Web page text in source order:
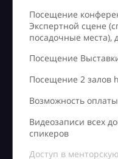
Посещение
Экспертной сцене
посадочные места),
Посещение
Посещение 2 залов
Возможность
Видеозаписи всех
спикеров
Доступ в менторскую